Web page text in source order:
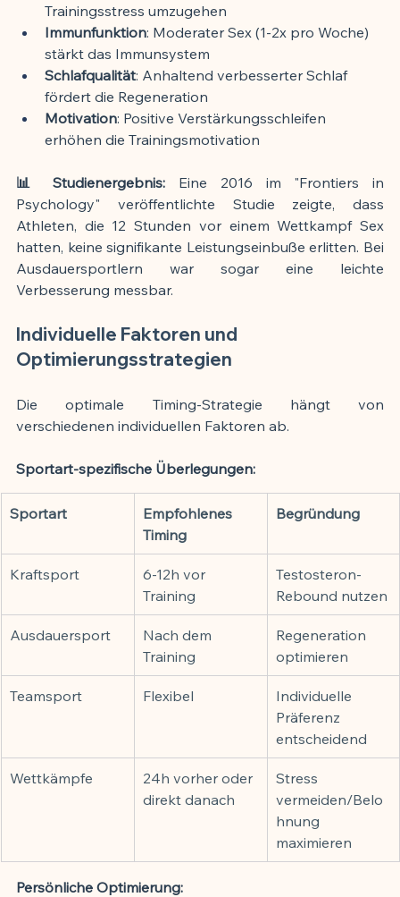
Trainingsstress umzugehen
Immunfunktion: Moderater Sex (1-2x pro Woche)
stärkt das Immunsystem
Schlafqualität: Anhaltend verbesserter Schlaf
fördert die Regeneration
Motivation: Positive Verstärkungsschleifen
erhöhen die Trainingsmotivation
📊 Studienergebnis: Eine 2016 im "Frontiers in
Psychology" veröffentlichte Studie zeigte, dass
Athleten, die 12 Stunden vor einem Wettkampf Sex
hatten, keine signifikante Leistungseinbuße erlitten. Bei
Ausdauersportlern war sogar eine leichte
Verbesserung messbar.
Individuelle Faktoren und
Optimierungsstrategien
Die optimale Timing-Strategie hängt von
verschiedenen individuellen Faktoren ab.
Sportart-spezifische Überlegungen:
Sportart
Empfohlenes
Timing
Begründung
Kraftsport
6-12h vor
Training
Testosteron-
Rebound nutzen
Ausdauersport
Nach dem
Training
Regeneration
optimieren
Teamsport Flexibel
Individuelle
Präferenz
entscheidend
Wettkämpfe
24h vorher oder
direkt danach
Stress
vermeiden/Belo
hnung
maximieren
Persönliche Optimierung: